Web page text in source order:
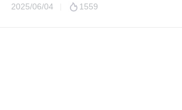
2025/06/04 1559